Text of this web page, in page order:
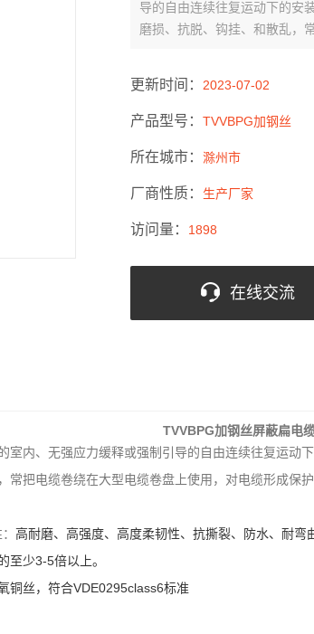
导的自由连续往复运动下的安
磨损、抗脱、钩挂、和散乱，
更新时间： 2023-07-02
产品型号： TVVBPG加钢丝
所在城市： 滁州市
厂商性质： 生产厂家
访问量： 1898
在线交流
TVVBPG加钢丝屏蔽扁电
室内、无强应力缓释或强制引导的自由连续往复运动
常把电缆卷绕在大型电缆卷盘上使用，对电缆形成保
高耐磨、高强度、高度柔韧性、抗撕裂、防水、耐
至少3-5倍以上。
铜丝，符合VDE0295class6标准